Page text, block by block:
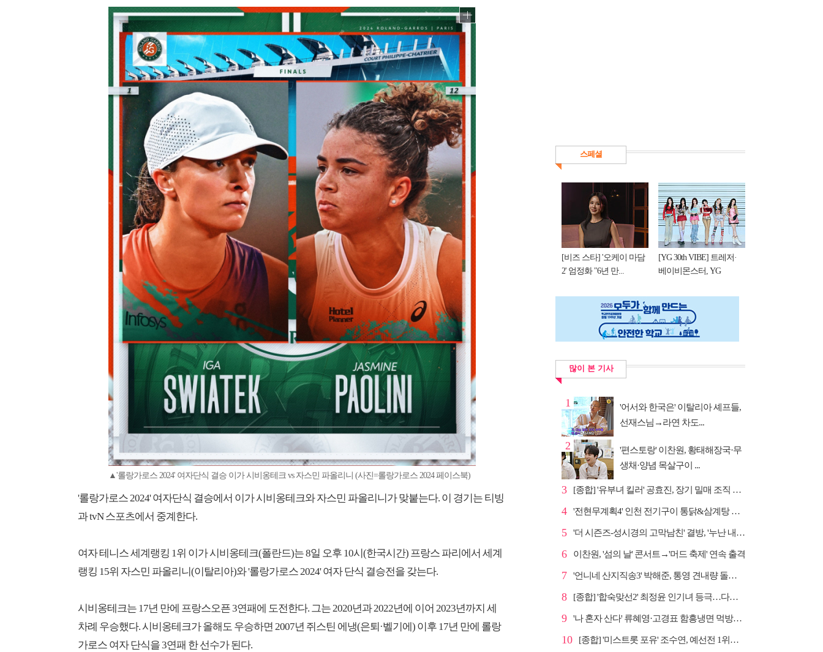
▲'롤랑가로스 2024' 여자단식 결승 이가 시비옹테크 vs 자스민 파올리니 (사진=롤랑가로스 2024 페이스북)
'롤랑가로스 2024' 여자단식 결승에서 이가 시비옹테크와 자스민 파올리니가 맞붙는다. 이 경기는 티빙
과 tvN 스포츠에서 중계한다.
여자 테니스 세계랭킹 1위 이가 시비옹테크(폴란드)는 8일 오후 10시(한국시간) 프랑스 파리에서 세계
랭킹 15위 자스민 파올리니(이탈리아)와 '롤랑가로스 2024' 여자 단식 결승전을 갖는다.
시비옹테크는 17년 만에 프랑스오픈 3연패에 도전한다. 그는 2020년과 2022년에 이어 2023년까지 세
차례 우승했다. 시비옹테크가 올해도 우승하면 2007년 쥐스틴 에냉(은퇴·벨기에) 이후 17년 만에 롤랑
가로스 여자 단식을 3연패 한 선수가 된다.
스페셜
[비즈 스타] '오케이 마담
2' 엄정화 "6년 만...
[YG 30th VIBE] 트레저·
베이비몬스터, YG
많이 본 기사
1
'어서와 한국은' 이탈리아 셰프들,
선재스님→라연 차도...
2
'편스토랑' 이찬원, 황태해장국·무
생채·양념 목살구이 ...
3 [종합] '유부녀 킬러' 공효진, 장기 밀매 조직 소탕…4...
4 '전현무계획4' 인천 전기구이 통닭&삼계탕 노포 맛집 탐방
5 '더 시즌즈-성시경의 고막남친' 결방, '누난 내게 여자...
6 이찬원, '섬의 날' 콘서트→'머드 축제' 연속 출격
7 '언니네 산지직송3' 박해준, 통영 견내량 돌미역 조업 ...
8 [종합] '합숙맞선2' 최정윤 인기녀 등극…다음주 마지막...
9 '나 혼자 산다' 류혜영·고경표 함흥냉면 먹방→남산 산책
10 [종합] '미스트롯 포유' 조수연, 예선전 1위…신윤승 지...